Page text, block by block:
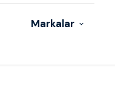
Markalar